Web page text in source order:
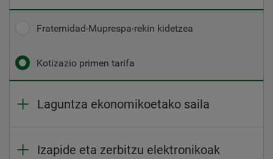
Fraternidad-Muprespa-rekin kidetzea
Kotizazio primen tarifa
Laguntza ekonomikoetako saila
Izapide eta zerbitzu elektronikoak